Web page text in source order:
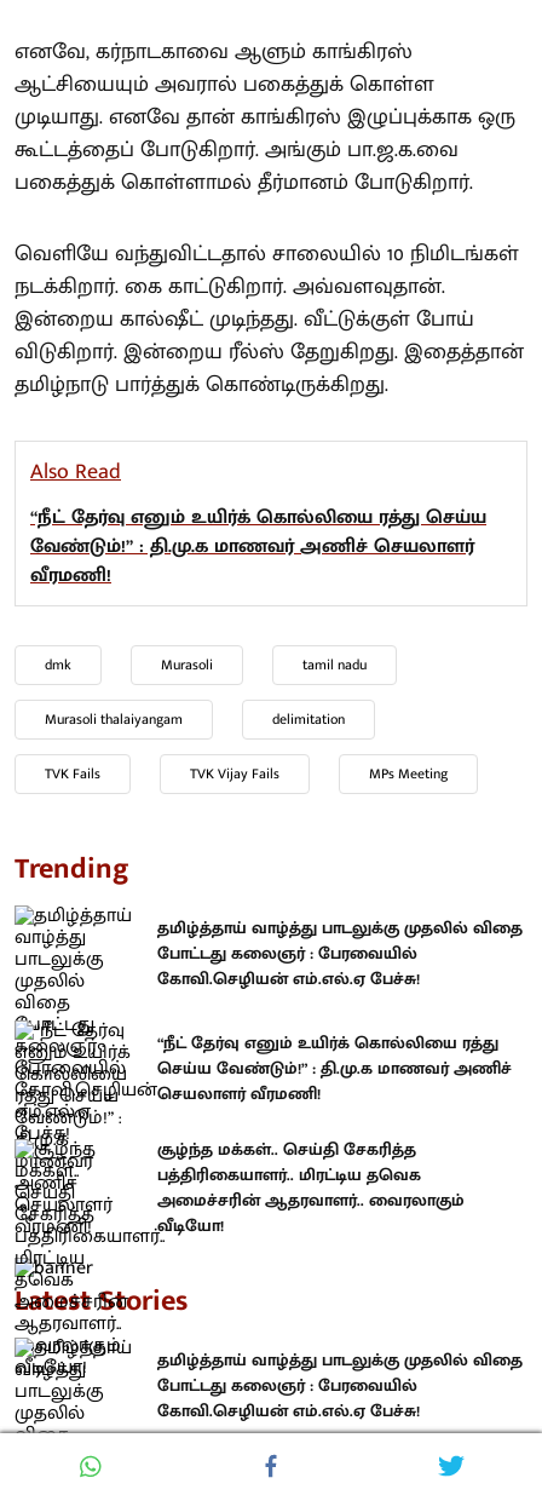
எனவே, கர்நாடகாவை ஆளும் காங்கிரஸ்
ஆட்சியையும் அவரால் பகைத்துக் கொள்ள
முடியாது. எனவே தான் காங்கிரஸ் இழுப்புக்காக ஒரு
கூட்டத்தைப் போடுகிறார். அங்கும் பா.ஜ.க.வை
பகைத்துக் கொள்ளாமல் தீர்மானம் போடுகிறார்.
வெளியே வந்துவிட்டதால் சாலையில் 10 நிமிடங்கள்
நடக்கிறார். கை காட்டுகிறார். அவ்வளவுதான்.
இன்றைய கால்ஷீட் முடிந்தது. வீட்டுக்குள் போய்
விடுகிறார். இன்றைய ரீல்ஸ் தேறுகிறது. இதைத்தான்
தமிழ்நாடு பார்த்துக் கொண்டிருக்கிறது.
Also Read
“நீட் தேர்வு எனும் உயிர்க் கொல்லியை ரத்து செய்ய
வேண்டும்!” : தி.மு.க மாணவர் அணிச் செயலாளர்
வீரமணி!
dmk Murasoli tamil nadu
Murasoli thalaiyangam delimitation
TVK Fails TVK Vijay Fails MPs Meeting
Trending
தமிழ்த்தாய் வாழ்த்து பாடலுக்கு முதலில் விதை
போட்டது கலைஞர் : பேரவையில்
கோவி.செழியன் எம்.எல்.ஏ பேச்சு!
“நீட் தேர்வு எனும் உயிர்க் கொல்லியை ரத்து
செய்ய வேண்டும்!” : தி.மு.க மாணவர் அணிச்
செயலாளர் வீரமணி!
சூழ்ந்த மக்கள்.. செய்தி சேகரித்த
பத்திரிகையாளர்.. மிரட்டிய தவெக
அமைச்சரின் ஆதரவாளர்.. வைரலாகும்
வீடியோ!
Latest Stories
தமிழ்த்தாய் வாழ்த்து பாடலுக்கு முதலில் விதை
போட்டது கலைஞர் : பேரவையில்
கோவி.செழியன் எம்.எல்.ஏ பேச்சு!
“நீட் தேர்வு எனும் உயிர்க் கொல்லியை ரத்து